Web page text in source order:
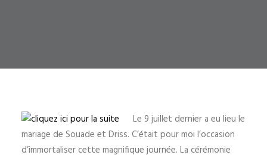
Le 9 juillet dernier a eu lieu le
mariage de Souade et Driss. C’était pour moi l’occasion
d’immortaliser cette magnifique journée. La cérémonie